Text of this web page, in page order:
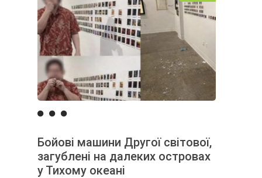
Бойові машини Другої світової,
загублені на далеких островах
у Тихому океані